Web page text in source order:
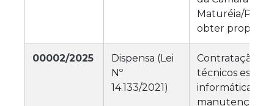
Maturéia/PB, a
obter
00002/2025
Dispensa (Lei
Nº
14.133/2021)
Contratação de
técnicos
informática, na
manutenção